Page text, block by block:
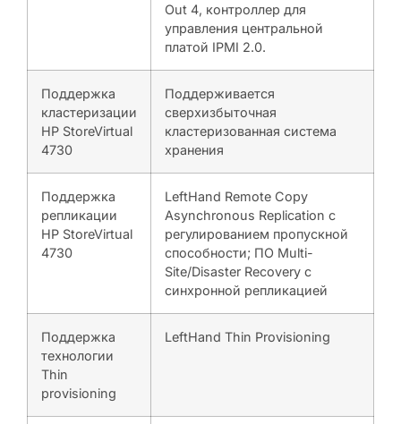
Out 4, контроллер для
управления центральной
платой IPMI 2.0.
Поддержка
кластеризации
HP StoreVirtual
4730
Поддерживается
сверхизбыточная
кластеризованная система
хранения
Поддержка
репликации
HP StoreVirtual
4730
LeftHand Remote Copy
Asynchronous Replication с
регулированием пропускной
способности; ПО Multi-
Site/Disaster Recovery с
синхронной репликацией
Поддержка
технологии
Thin
provisioning
LeftHand Thin Provisioning